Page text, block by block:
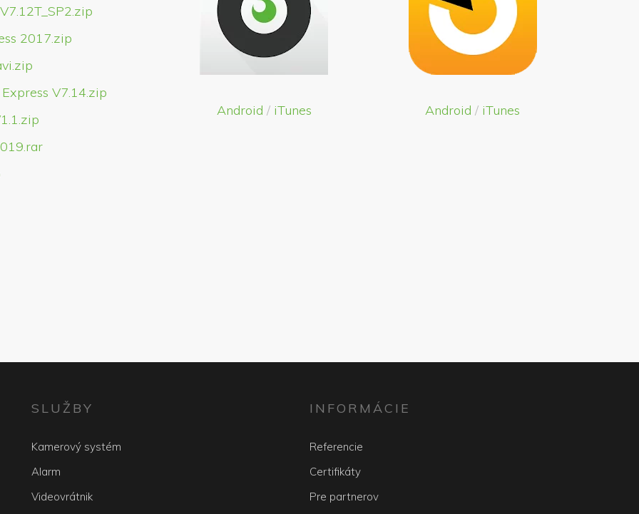
2017.zip
V7.14.zip
Android / iTunes Android / iTunes
SLUŽBY
Kamerový systém
Alarm
Videovrátnik
INFORMÁCIE
Referencie
Certifikáty
Pre partnerov